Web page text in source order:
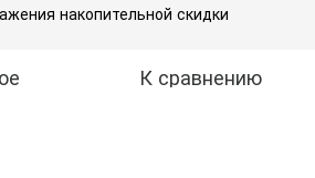
накопительной скидки
К сравнению